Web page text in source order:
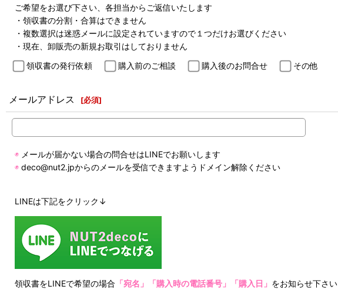
ご希望をお選び下さい、各担当からご返信いたします
・領収書の分割・合算はできません
・複数選択は迷惑メールに設定されていますので１つだけお選びください
・現在、卸販売の新規お取引はしておりません
領収書の発行依頼
購入前のご相談 購入後のお問合せ その他
メールアドレス [必須]
◉ メールが届かない場合の問合せはLINEでお願いします
◉ deco@nut2.jpからのメールを受信できますようドメイン解除ください
LINEは下記をクリック↓
領収書をLINEで希望の場合 「宛名」「購入時の電話番号」「購入日」 をお知らせ下さい